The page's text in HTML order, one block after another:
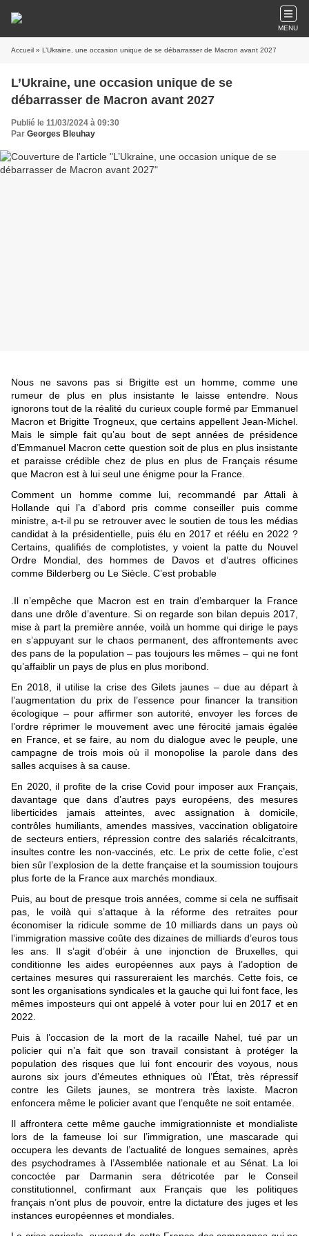
MENU
Accueil » L’Ukraine, une occasion unique de se débarrasser de Macron avant 2027
L’Ukraine, une occasion unique de se
débarrasser de Macron avant 2027
Publié le 11/03/2024 à 09:30
Par Georges Bleuhay
Nous ne savons pas si Brigitte est un homme, comme une
rumeur de plus en plus insistante le laisse entendre. Nous
ignorons tout de la réalité du curieux couple formé par Emmanuel
Macron et Brigitte Trogneux, que certains appellent Jean-Michel.
Mais le simple fait qu’au bout de sept années de présidence
d’Emmanuel Macron cette question soit de plus en plus insistante
et paraisse crédible chez de plus en plus de Français résume
que Macron est à lui seul une énigme pour la France.
Comment un homme comme lui, recommandé par Attali à
Hollande qui l’a d’abord pris comme conseiller puis comme
ministre, a-t-il pu se retrouver avec le soutien de tous les médias
candidat à la présidentielle, puis élu en 2017 et réélu en 2022 ?
Certains, qualifiés de complotistes, y voient la patte du Nouvel
Ordre Mondial, des hommes de Davos et d’autres officines
comme Bilderberg ou Le Siècle. C’est probable
.Il n’empêche que Macron est en train d’embarquer la France
dans une drôle d’aventure. Si on regarde son bilan depuis 2017,
mise à part la première année, voilà un homme qui dirige le pays
en s’appuyant sur le chaos permanent, des affrontements avec
des pans de la population – pas toujours les mêmes – qui ne font
qu’affaiblir un pays de plus en plus moribond.
En 2018, il utilise la crise des Gilets jaunes – due au départ à
l’augmentation du prix de l’essence pour financer la transition
écologique – pour affirmer son autorité, envoyer les forces de
l’ordre réprimer le mouvement avec une férocité jamais égalée
en France, et se faire, au nom du dialogue avec le peuple, une
campagne de trois mois où il monopolise la parole dans des
salles acquises à sa cause.
En 2020, il profite de la crise Covid pour imposer aux Français,
davantage que dans d’autres pays européens, des mesures
liberticides jamais atteintes, avec assignation à domicile,
contrôles humiliants, amendes massives, vaccination obligatoire
de secteurs entiers, répression contre des salariés récalcitrants,
insultes contre les non-vaccinés, etc. Le prix de cette folie, c’est
bien sûr l’explosion de la dette française et la soumission toujours
plus forte de la France aux marchés mondiaux.
Puis, au bout de presque trois années, comme si cela ne suffisait
pas, le voilà qui s’attaque à la réforme des retraites pour
économiser la ridicule somme de 10 milliards dans un pays où
l’immigration massive coûte des dizaines de milliards d’euros tous
les ans. Il s’agit d’obéir à une injonction de Bruxelles, qui
conditionne les aides européennes aux pays à l’adoption de
certaines mesures qui rassureraient les marchés. Cette fois, ce
sont les organisations syndicales et la gauche qui lui font face, les
mêmes imposteurs qui ont appelé à voter pour lui en 2017 et en
2022.
Puis à l’occasion de la mort de la racaille Nahel, tué par un
policier qui n’a fait que son travail consistant à protéger la
population des risques que lui font encourir des voyous, nous
aurons six jours d’émeutes ethniques où l’État, très répressif
contre les Gilets jaunes, se montrera très laxiste. Macron
enfoncera même le policier avant que l’enquête ne soit entamée.
Il affrontera cette même gauche immigrationniste et mondialiste
lors de la fameuse loi sur l’immigration, une mascarade qui
occupera les devants de l’actualité de longues semaines, après
des psychodrames à l’Assemblée nationale et au Sénat. La loi
concoctée par Darmanin sera détricotée par le Conseil
constitutionnel, confirmant aux Français que les politiques
français n’ont plus de pouvoir, entre la dictature des juges et les
instances européennes et mondiales.